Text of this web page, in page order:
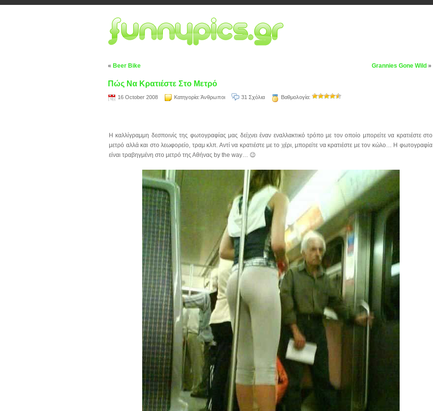
« Beer Bike Grannies Gone Wild »
Πώς Να Κρατιέστε Στο Μετρό
16 October 2008 Κατηγορία: Άνθρωποι 31 Σχόλια Βαθμολογία:
Η καλλίγραμμη δεσποινίς της φωτογραφίας μας δείχνει έναν εναλλακτικό τρόπο με τον οποίο μπορείτε να κρατιέστε στο
μετρό αλλά και στο λεωφορείο, τραμ κλπ. Αντί να κρατιέστε με το χέρι, μπορείτε να κρατιέστε με τον κώλο… Η φωτογραφία
είναι τραβηγμένη στο μετρό της Αθήνας by the way… 😉